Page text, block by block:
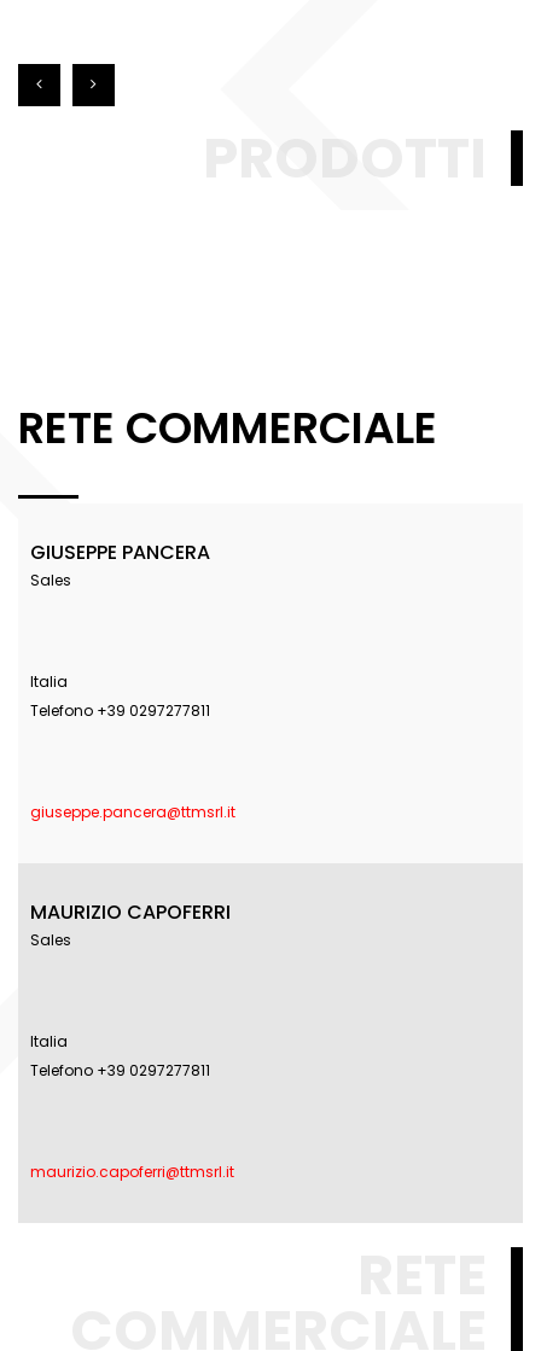
RETE COMMERCIALE
GIUSEPPE PANCERA
Sales
Italia
Telefono +39 0297277811
giuseppe.pancera@ttmsrl.it
MAURIZIO CAPOFERRI
Sales
Italia
Telefono +39 0297277811
maurizio.capoferri@ttmsrl.it